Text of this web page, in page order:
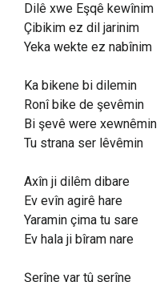
Dilê xwe Eşqê kewînim
Çibikim ez dil jarinim
Yeka wekte ez nabînim
Ka bikene bi dilemin
Ronî bike de şevêmin
Bi şevê were xewnêmin
Tu strana ser lêvêmin
Axîn ji dilêm dibare
Ev evîn agirê hare
Yaramin çima tu sare
Ev hala ji bîram nare
Şerîne yar tû şerîne